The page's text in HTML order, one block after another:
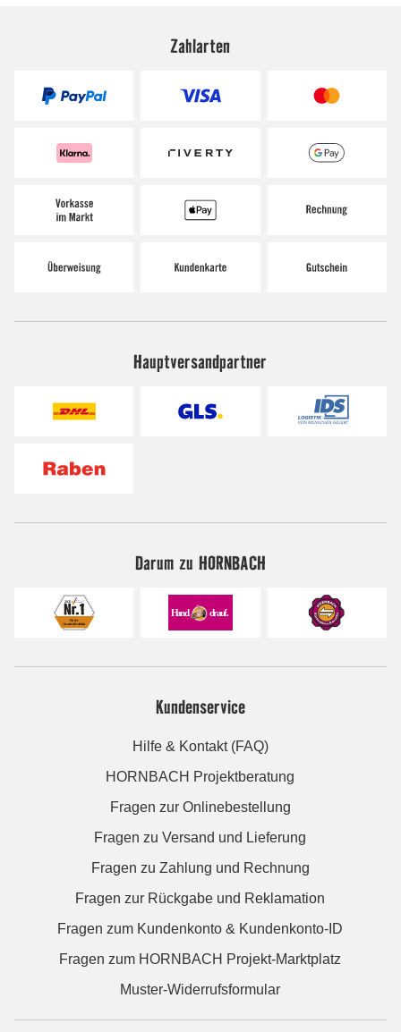
Zahlarten
Hauptversandpartner
Darum zu HORNBACH
Kundenservice
Hilfe & Kontakt (FAQ)
HORNBACH Projektberatung
Fragen zur Onlinebestellung
Fragen zu Versand und Lieferung
Fragen zu Zahlung und Rechnung
Fragen zur Rückgabe und Reklamation
Fragen zum Kundenkonto & Kundenkonto-ID
Fragen zum HORNBACH Projekt-Marktplatz
Muster-Widerrufsformular